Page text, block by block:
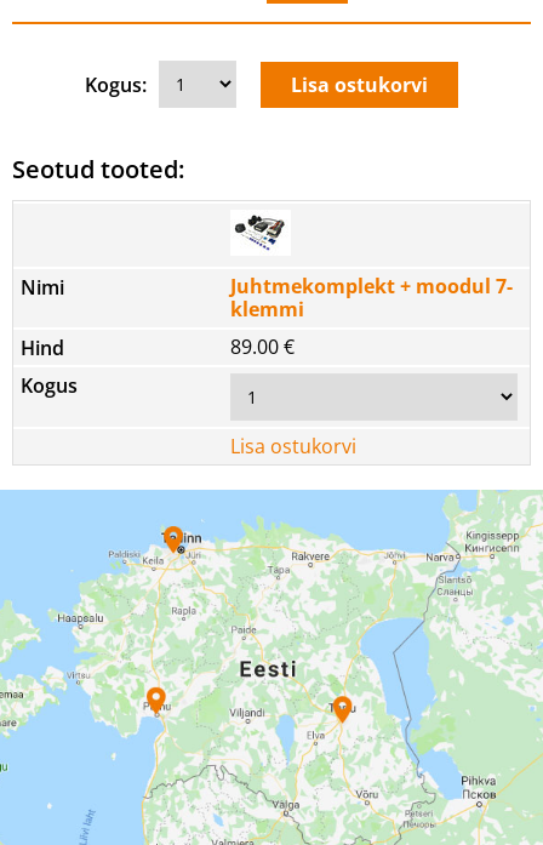
Kogus:
Seotud tooted:
Juhtmekomplekt + moodul 7-
klemmi
89.00 €
Lisa ostukorvi